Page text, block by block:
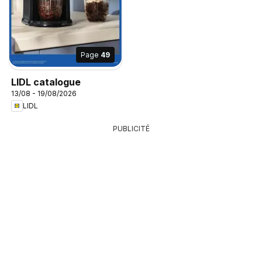
Page 49
LIDL catalogue
13/08 - 19/08/2026
LIDL
PUBLICITÉ